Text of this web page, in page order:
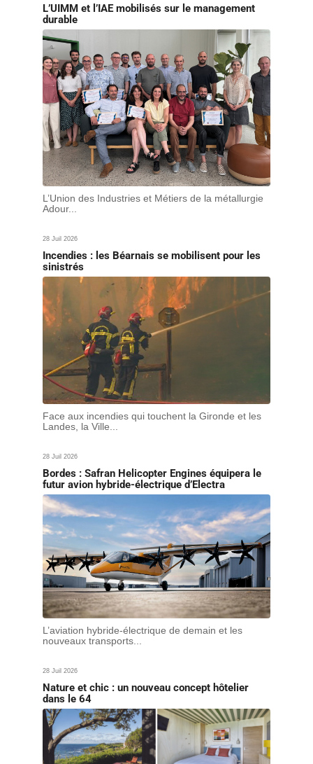
L’UIMM et l’IAE mobilisés sur le management
durable
L’Union des Industries et Métiers de la métallurgie
Adour...
28 Juil 2026
Incendies : les Béarnais se mobilisent pour les
sinistrés
Face aux incendies qui touchent la Gironde et les
Landes, la Ville...
28 Juil 2026
Bordes : Safran Helicopter Engines équipera le
futur avion hybride-électrique d’Electra
L’aviation hybride-électrique de demain et les
nouveaux transports...
28 Juil 2026
Nature et chic : un nouveau concept hôtelier
dans le 64